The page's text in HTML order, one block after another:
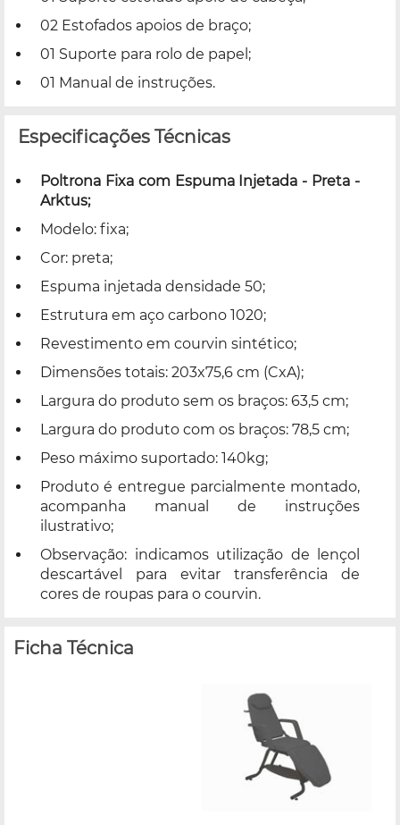
02 Estofados apoios de braço;
01 Suporte para rolo de papel;
01 Manual de instruções.
Especificações Técnicas
Poltrona Fixa com Espuma Injetada - Preta -
Arktus;
Modelo: fixa;
Cor: preta;
Espuma injetada densidade 50;
Estrutura em aço carbono 1020;
Revestimento em courvin sintético;
Dimensões totais: 203x75,6 cm (CxA);
Largura do produto sem os braços: 63,5 cm;
Largura do produto com os braços: 78,5 cm;
Peso máximo suportado: 140kg;
Produto é entregue parcialmente montado,
acompanha manual de instruções
ilustrativo;
Observação: indicamos utilização de lençol
descartável para evitar transferência de
cores de roupas para o courvin.
Ficha Técnica